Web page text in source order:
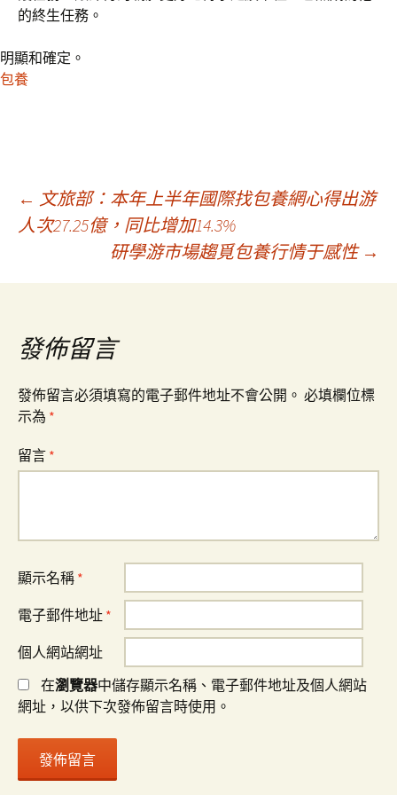
的終生任務。
明顯和確定。
包養
文
導
覽
← 文旅部：本年上半年國際找包養網心得出游
人次27.25億，同比增加14.3%
研學游市場趨覓包養行情于感性 →
發佈留言
發佈留言必須填寫的電子郵件地址不會公開。 必填欄位標
示為 *
留言 *
顯示名稱 *
電子郵件地址 *
個人網站網址
在瀏覽器中儲存顯示名稱、電子郵件地址及個人網站
網址，以供下次發佈留言時使用。